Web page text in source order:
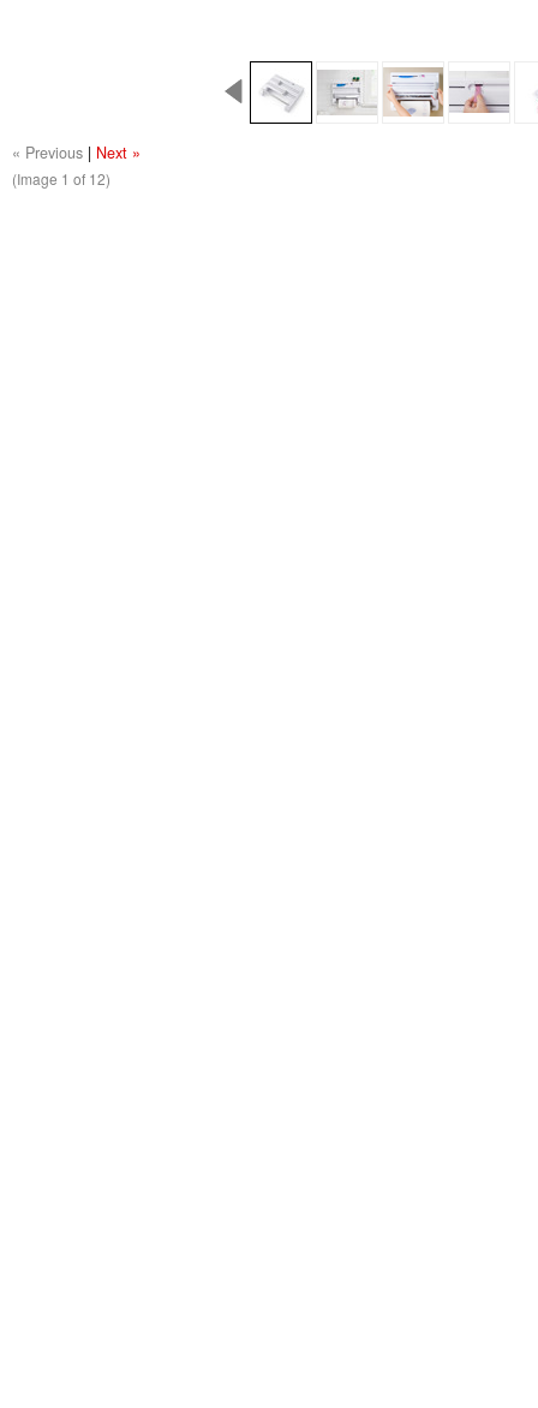
« Previous | Next »
(Image 1 of 12)